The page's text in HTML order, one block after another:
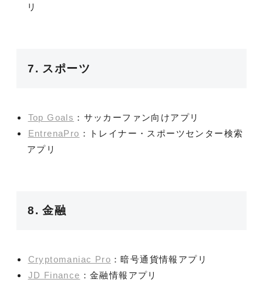
リ
7. スポーツ
Top Goals ：サッカーファン向けアプリ
EntrenaPro ：トレイナー・スポーツセンター検索
アプリ
8. 金融
Cryptomaniac Pro ：暗号通貨情報アプリ
JD Finance ：金融情報アプリ